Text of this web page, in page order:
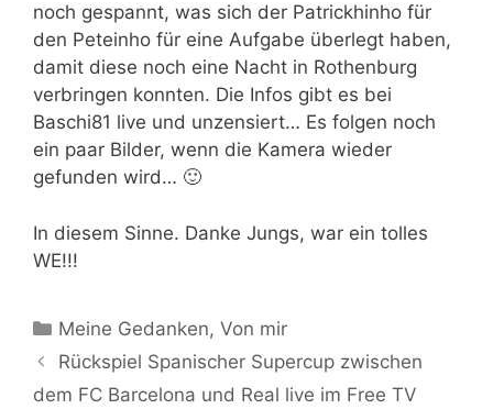
noch gespannt, was sich der Patrickhinho für
den Peteinho für eine Aufgabe überlegt haben,
damit diese noch eine Nacht in Rothenburg
verbringen konnten. Die Infos gibt es bei
Baschi81 live und unzensiert… Es folgen noch
ein paar Bilder, wenn die Kamera wieder
gefunden wird… 🙂
In diesem Sinne. Danke Jungs, war ein tolles
WE!!!
Kategorien
Meine Gedanken,Von mir
Rückspiel Spanischer Supercup zwischen
dem FC Barcelona und Real live im Free TV